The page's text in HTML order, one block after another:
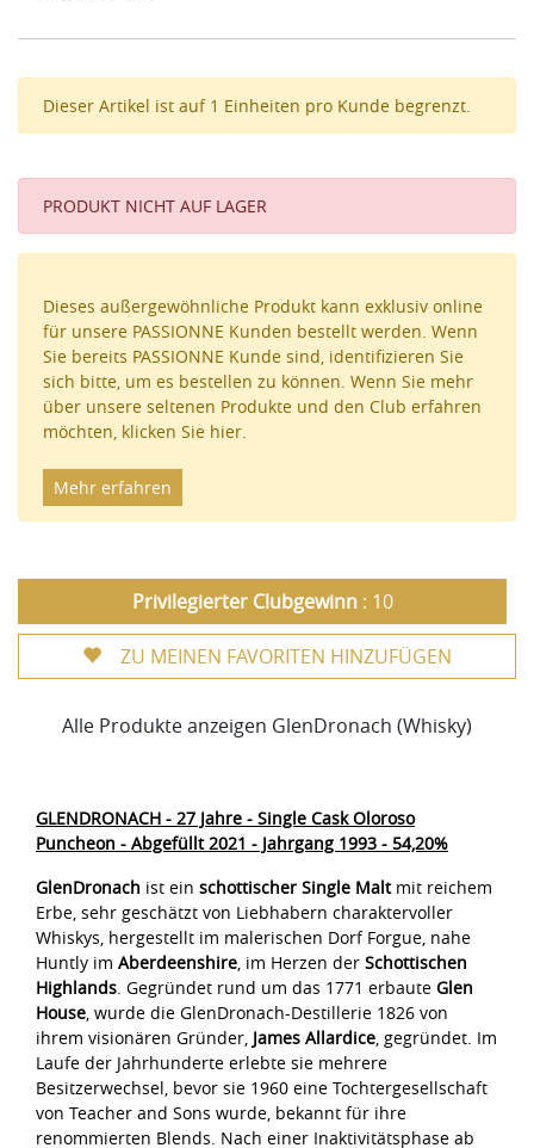
Dieser Artikel ist auf 1 Einheiten pro Kunde begrenzt.
PRODUKT NICHT AUF LAGER
Dieses außergewöhnliche Produkt kann exklusiv online
für unsere PASSIONNE Kunden bestellt werden. Wenn
Sie bereits PASSIONNE Kunde sind, identifizieren Sie
sich bitte, um es bestellen zu können. Wenn Sie mehr
über unsere seltenen Produkte und den Club erfahren
möchten, klicken Sie hier.
Mehr erfahren
Privilegierter Clubgewinn: 10
ZU MEINEN FAVORITEN HINZUFÜGEN
Alle Produkte anzeigen GlenDronach (Whisky)
GLENDRONACH - 27 Jahre - Single Cask Oloroso
Puncheon - Abgefüllt 2021 - Jahrgang 1993 - 54,20%
GlenDronach ist ein schottischer Single Maltmit reichem
Erbe, sehr geschätzt von Liebhabern charaktervoller
Whiskys, hergestellt im malerischen Dorf Forgue, nahe
Huntly im Aberdeenshire, im Herzen der Schottischen
Highlands. Gegründet rund um das 1771 erbaute Glen
House, wurde die GlenDronach-Destillerie 1826 von
ihrem visionären Gründer, James Allardice, gegründet. Im
Laufe der Jahrhunderte erlebte sie mehrere
Besitzerwechsel, bevor sie 1960 eine Tochtergesellschaft
von Teacher and Sons wurde, bekannt für ihre
renommierten Blends. Nach einer Inaktivitätsphase ab